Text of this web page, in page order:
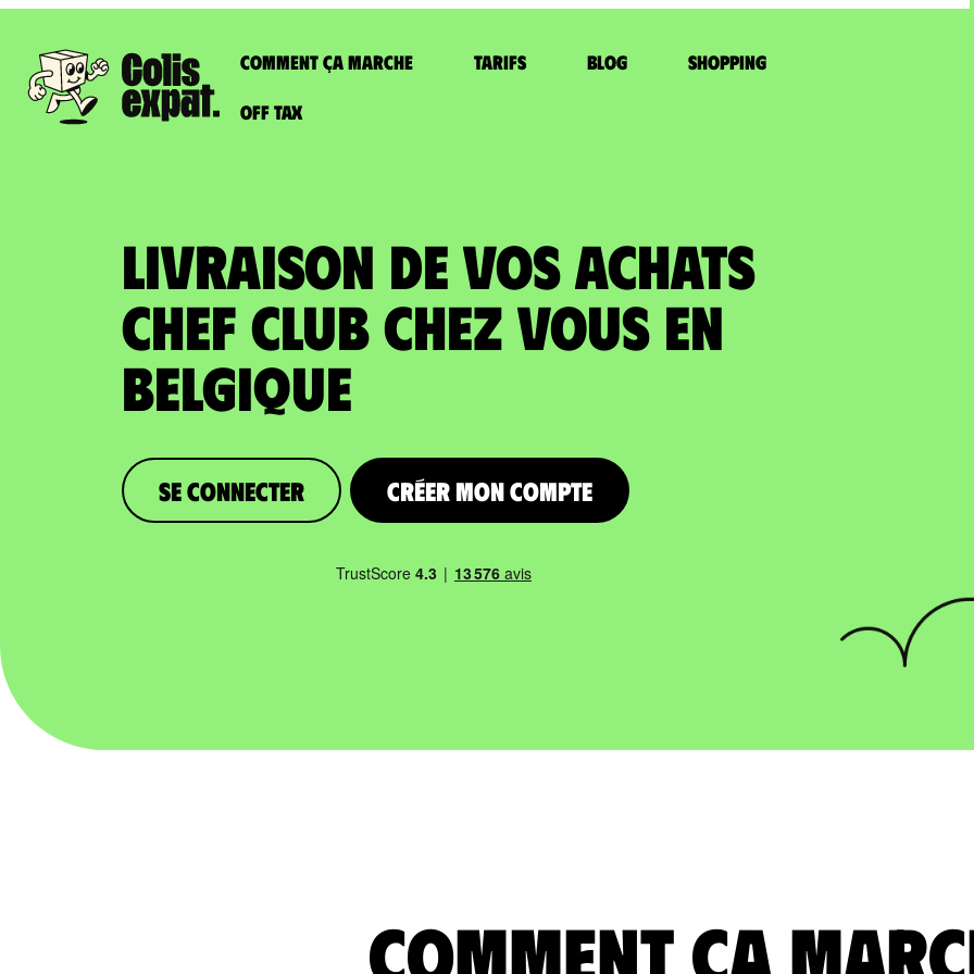
Comment ça marche Tarifs Blog Shopping
Off Tax
LIVRAISON DE VOS ACHATS
CHEF CLUB chez vous en
Belgique
Se connecter Créer mon compte
comment ça